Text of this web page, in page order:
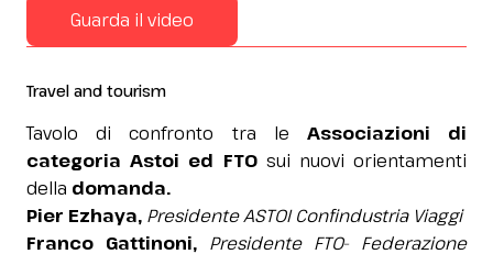
Guarda il video
Travel and tourism
Tavolo di confronto tra le Associazioni di
categoria Astoi ed FTOsui nuovi orientamenti
della domanda.
Pier Ezhaya, Presidente ASTOI Confindustria Viaggi
Franco Gattinoni, Presidente FTO- Federazione